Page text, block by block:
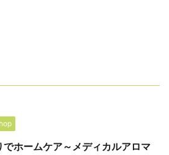
でホームケア～メディカルアロマ